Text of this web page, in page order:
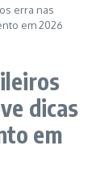
erra nas
em 2026
dicas
em